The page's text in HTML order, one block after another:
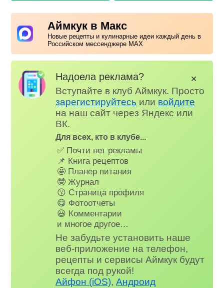
Аймкук в Макс
Новые рецепты и кулинарные идеи каждый день в
Российском мессенджере MAX
Надоела реклама?
Вступайте в клуб Аймкук. Просто
зарегистируйтесь или войдите
на наш сайт через Яндекс или
ВК.
Для всех, кто в клубе...
✅ Почти нет рекламы
📌 Книга рецептов
🤩 Планер питания
🤓 Журнал
😗 Страница профиля
😋 Фотоотчеты
😃 Комментарии
и многое другое…
Не забудьте установить наше
веб-приложение на телефон,
рецепты и сервисы Аймкук будут
всегда под рукой!
Айфон (iOS),Андроид
✕